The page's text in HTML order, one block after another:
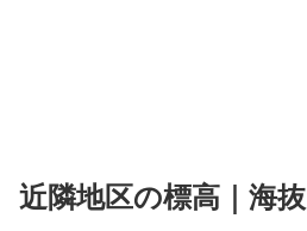
近隣地区の標高｜海抜